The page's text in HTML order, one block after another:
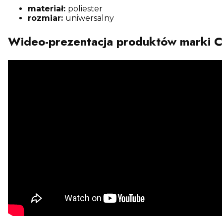
materiał: poliester
rozmiar: uniwersalny
Wideo-prezentacja produktów marki